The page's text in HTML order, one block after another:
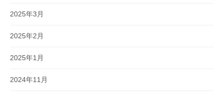
2025年3月
2025年2月
2025年1月
2024年11月